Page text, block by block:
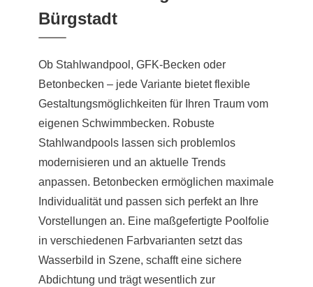
Bürgstadt
Ob Stahlwandpool, GFK-Becken oder
Betonbecken – jede Variante bietet flexible
Gestaltungsmöglichkeiten für Ihren Traum vom
eigenen Schwimmbecken. Robuste
Stahlwandpools lassen sich problemlos
modernisieren und an aktuelle Trends
anpassen. Betonbecken ermöglichen maximale
Individualität und passen sich perfekt an Ihre
Vorstellungen an. Eine maßgefertigte Poolfolie
in verschiedenen Farbvarianten setzt das
Wasserbild in Szene, schafft eine sichere
Abdichtung und trägt wesentlich zur